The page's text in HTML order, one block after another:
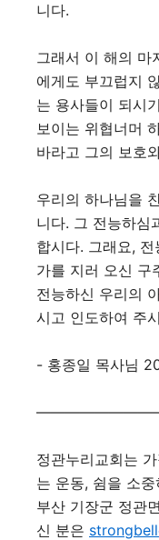
니다.
그래서 이 해의 마
에게도 부끄럽지
는 용사들이 되시
보이는 위협너머
바라고 그의 보호
우리의 하나님을
니다. 그 전능하심
합시다. 그래요,
가를 지러 오신 구
전능하신 우리의
시고 인도하여 주
- 홍종일 목사님
정관누리교회는
는 운동, 쉼을 소
부산 기장군 정관
신 분은